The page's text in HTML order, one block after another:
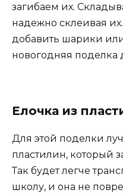
загибаем их.
надежно склеивая
добавить шарики
новогодняя поделка
Елочка из
Для этой поделки
пластилин, который
Так будет легче
школу, и она не